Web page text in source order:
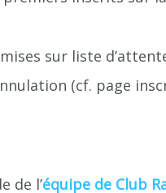
sur liste
(cf. page
de l’équipe de Club